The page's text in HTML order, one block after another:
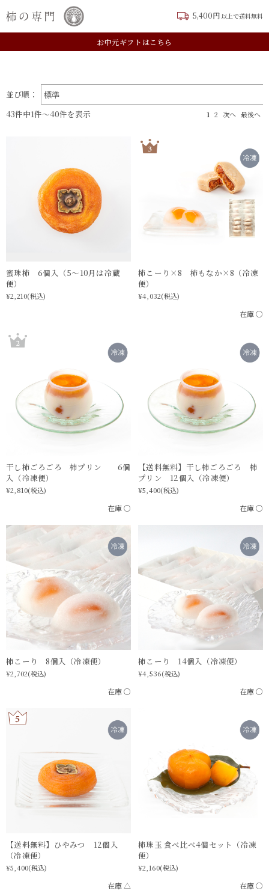
新規会員登録はこちら
お中元ギフトはこちら
5,400円以上で送料無料
表示切替：
43件中1件〜40件を表示 1 2 次へ 最後へ
蜜珠柿 6個入（5〜10月は冷蔵
便）
¥2,210(税込)
柿こーり×8 柿もなか×8（冷凍
便）
¥4,032(税込)
在庫 ○
干し柿ごろごろ 柿プリン 6個
入（冷凍便）
¥2,810(税込)
在庫 ○
【送料無料】干し柿ごろごろ 柿
プリン 12個入（冷凍便）
¥5,400(税込)
在庫 ○
柿こーり 8個入（冷凍便）
¥2,702(税込)
在庫 ○
柿こーり 14個入（冷凍便）
¥4,536(税込)
在庫 ○
【送料無料】ひやみつ 12個入
（冷凍便）
¥5,400(税込)
在庫 △
柿珠玉 食べ比べ4個セット（冷凍
便）
¥2,160(税込)
在庫 ○